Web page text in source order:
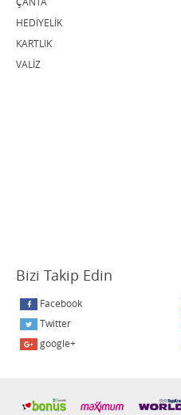
HEDİYELİK
KARTLIK
VALİZ
Bizi Takip Edin
Facebook
Twitter
google+